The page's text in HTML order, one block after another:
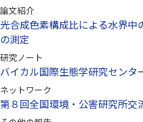
論文紹介
光合成色素構成比による水界
の測定
研究ノート
バイカル国際生態学研究センタ
ネットワーク
第８回全国環境・公害研究所交